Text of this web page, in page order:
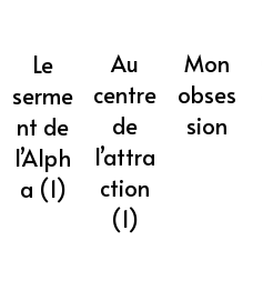
Le
serme
nt de
l’Alph
a (1)
Au
centre
de
l’attra
ction
(1)
Mon
obses
sion